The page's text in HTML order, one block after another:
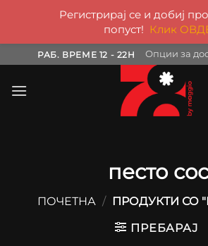
to
content
РАБ. ВРЕМЕ 12 - 22H Опции за
песто сос
ПОЧЕТНА / ПРОДУКТИ СО
ПРЕБАРАЈ
Регистрирај се и добиј
попуст! Клик